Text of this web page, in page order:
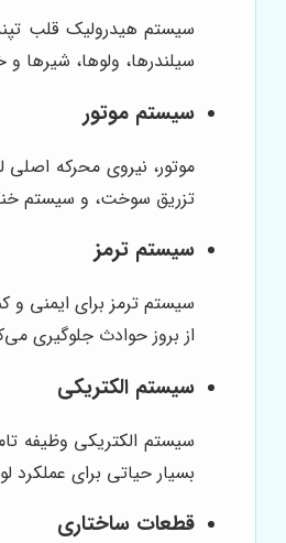
سیستم هیدرولیک قلب
سیلندرها، ولوها،
سیستم موتور
موتور، نیروی محرکه اصلی
تزریق سوخت، و سیستم خنک
سیستم ترمز
سیستم ترمز برای ایمنی و
از بروز حوادث جلوگیری
سیستم الکتریکی
سیستم الکتریکی وظیفه
بسیار حیاتی برای عملکرد
قطعات ساختاری